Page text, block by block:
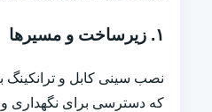
۱. زیرساخت و مسیرها
نصب سینی کابل و ترانکینگ
که دسترسی برای نگهداری و